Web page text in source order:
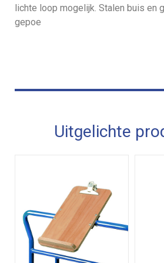
lichte loop mogelijk. Stalen buis en
gepoe
Uitgelichte